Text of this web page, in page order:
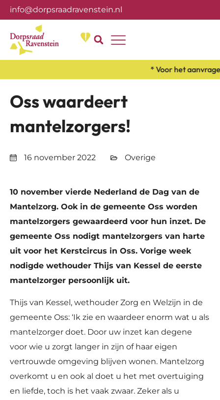
info@dorpsraadravenstein.nl
* Voor het
Oss waardeert
mantelzorgers!
16 november 2022 Overige
10 november vierde Nederland de Dag van de
Mantelzorg. Ook in de gemeente Oss worden
mantelzorgers gewaardeerd voor hun inzet. De
gemeente Oss nodigt mantelzorgers van harte
uit voor het Kerstcircus in Oss. Vorige week
nodigde wethouder Thijs van Kessel de eerste
mantelzorger persoonlijk uit.
Thijs van Kessel, wethouder Zorg en Welzijn in de
gemeente Oss: ‘Ik zie en waardeer enorm wat u als
mantelzorger doet. Door uw inzet kan degene
voor wie u zorgt langer in zijn of haar eigen
vertrouwde omgeving blijven wonen. Mantelzorg
overkomt u en ook al doet u het met overtuiging
en liefde, toch is het vaak zwaar. Zeker als u